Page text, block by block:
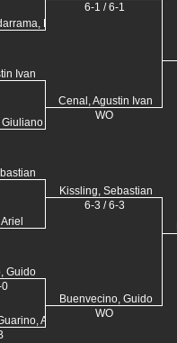
Diego
Ivan
Guido
Agustin
6-1 / 6-1
Cenal, Agustin Ivan
WO
Kissling, Sebastian
6-3 / 6-3
Buenvecino, Guido
WO